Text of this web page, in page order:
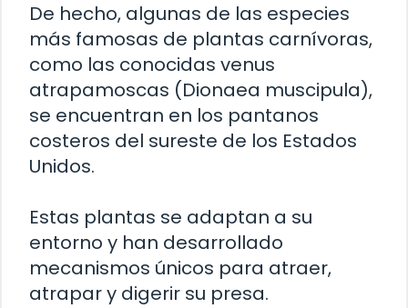
De hecho, algunas de las especies
más famosas de plantas carnívoras,
como las conocidas venus
atrapamoscas (Dionaea muscipula),
se encuentran en los pantanos
costeros del sureste de los Estados
Unidos.
Estas plantas se adaptan a su
entorno y han desarrollado
mecanismos únicos para atraer,
atrapar y digerir su presa.